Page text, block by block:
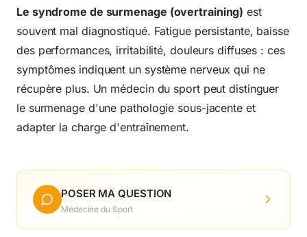
Le syndrome de surmenage (overtraining) est
souvent mal diagnostiqué. Fatigue persistante, baisse
des performances, irritabilité, douleurs diffuses : ces
symptômes indiquent un système nerveux qui ne
récupère plus. Un médecin du sport peut distinguer
le surmenage d'une pathologie sous-jacente et
adapter la charge d'entraînement.
POSER MA QUESTION
Médecine du Sport